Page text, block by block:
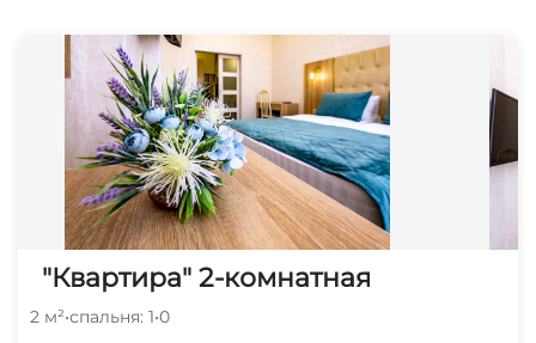
"Квартира" 2-комнатная
2 м²•спальня: 1•0